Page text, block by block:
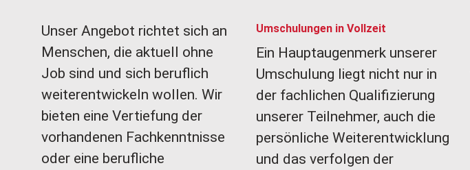
Unser Angebot richtet sich an
Menschen, die aktuell ohne
Job sind und sich beruflich
weiterentwickeln wollen. Wir
bieten eine Vertiefung der
vorhandenen Fachkenntnisse
oder eine berufliche
Umschulungen in Vollzeit
Ein Hauptaugenmerk unserer
Umschulung liegt nicht nur in
der fachlichen Qualifizierung
unserer Teilnehmer, auch die
persönliche Weiterentwicklung
und das verfolgen der